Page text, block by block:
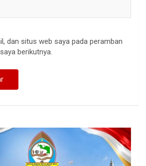
dan situs web saya pada peramban
berikutnya.